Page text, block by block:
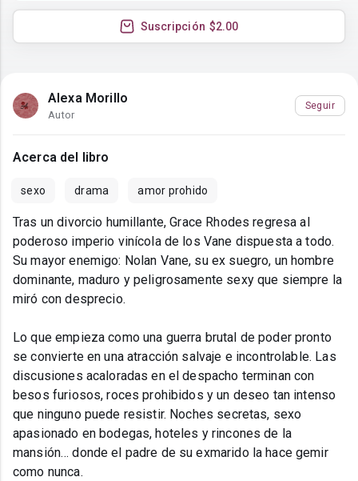
Suscripción $2.00
Alexa Morillo
Autor
Seguir
Acerca del libro
sexo drama amor prohido
Tras un divorcio humillante, Grace Rhodes regresa al
poderoso imperio vinícola de los Vane dispuesta a todo.
Su mayor enemigo: Nolan Vane, su ex suegro, un hombre
dominante, maduro y peligrosamente sexy que siempre la
miró con desprecio.
Lo que empieza como una guerra brutal de poder pronto
se convierte en una atracción salvaje e incontrolable. Las
discusiones acaloradas en el despacho terminan con
besos furiosos, roces prohibidos y un deseo tan intenso
que ninguno puede resistir. Noches secretas, sexo
apasionado en bodegas, hoteles y rincones de la
mansión… donde el padre de su exmarido la hace gemir
como nunca.